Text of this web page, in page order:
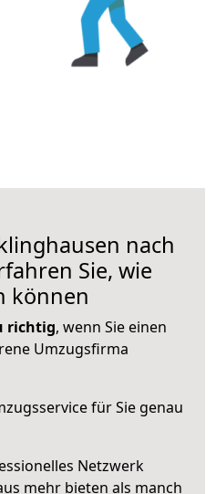
nach
Sie, wie
können
richtig, wenn Sie einen
Umzugsfirma
für Sie genau
Netzwerk
mehr bieten als manch